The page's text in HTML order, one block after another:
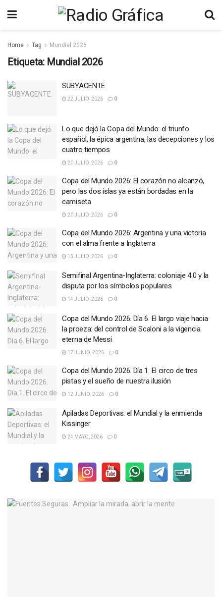
Home Tag Mundial 2026
Etiqueta: Mundial 2026
SUBYACENTE
22 JULIO, 2026 0
Lo que dejó la Copa del Mundo: el triunfo
español, la épica argentina, las decepciones y los
cuatro tiempos
20 JULIO, 2026 0
Copa del Mundo 2026: El corazón no alcanzó,
pero las dos islas ya están bordadas en la
camiseta
20 JULIO, 2026 0
Copa del Mundo 2026: Argentina y una victoria
con el alma frente a Inglaterra
15 JULIO, 2026 0
Semifinal Argentina-Inglaterra: coloniaje 4.0 y la
disputa por los símbolos populares
14 JULIO, 2026 0
Copa del Mundo 2026. Día 6. El largo viaje hacia
la proeza: del control de Scaloni a la vigencia
eterna de Messi
17 JUNIO, 2026 0
Copa del Mundo 2026. Día 1. El circo de tres
pistas y el sueño de nuestra ilusión
12 JUNIO, 2026 0
Apiladas Deportivas: el Mundial y la enmienda
Kissinger
24 MAYO, 2026 0